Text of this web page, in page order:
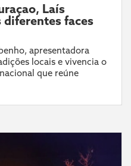
Laís
diferentes faces
apresentadora
locais e vivencia o
que reúne